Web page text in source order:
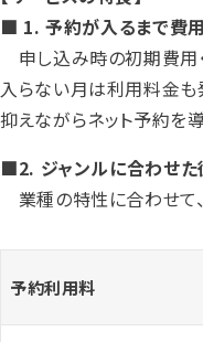
■ 1. 予約が入るまで費
申し込み時の初期費用
入らない月は利用料金
抑えながらネット予約を
■2. ジャンルに合わせ
業種の特性に合わせて
予約利用料